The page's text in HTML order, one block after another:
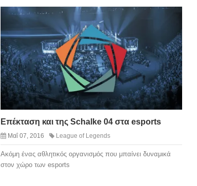
Επέκταση και της Schalke 04 στα esports
Μαΐ 07, 2016 League of Legends
Ακόμη ένας αθλητικός οργανισμός που μπαίνει δυναμικά
στον χώρο των esports